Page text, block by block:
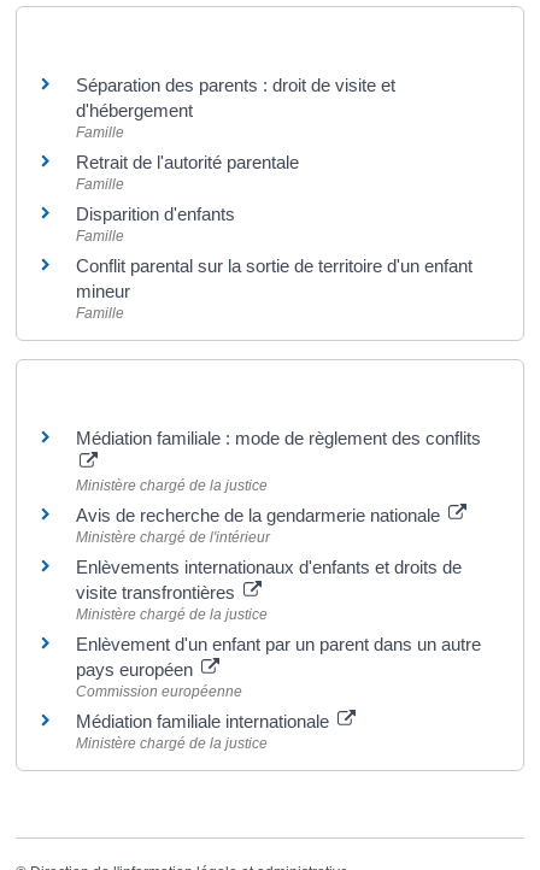
Séparation des parents : droit de visite et
d'hébergement
Famille
Retrait de l'autorité parentale
Famille
Disparition d'enfants
Famille
Conflit parental sur la sortie de territoire d'un enfant
mineur
Famille
Médiation familiale : mode de règlement des conflits
Ministère chargé de la justice
Avis de recherche de la gendarmerie nationale
Ministère chargé de l'intérieur
Enlèvements internationaux d'enfants et droits de
visite transfrontières
Ministère chargé de la justice
Enlèvement d'un enfant par un parent dans un autre
pays européen
Commission européenne
Médiation familiale internationale
Ministère chargé de la justice